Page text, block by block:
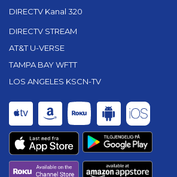
DIRECTV Kanal 320
DIRECTV STREAM
AT&T U-VERSE
TAMPA BAY WFTT
LOS ANGELES KSCN-TV